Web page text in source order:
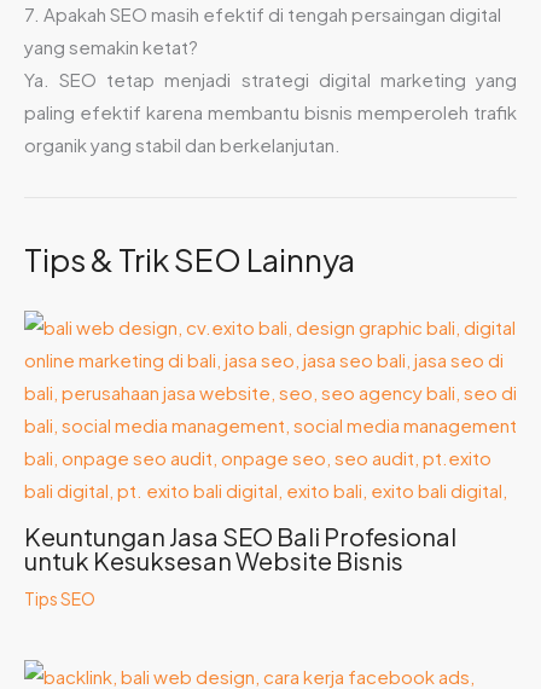
7. Apakah SEO masih efektif di tengah persaingan digital
yang semakin ketat?
Ya. SEO tetap menjadi strategi digital marketing yang
paling efektif karena membantu bisnis memperoleh trafik
organik yang stabil dan berkelanjutan.
Tips & Trik SEO Lainnya
Keuntungan Jasa SEO Bali Profesional
untuk Kesuksesan Website Bisnis
Tips SEO